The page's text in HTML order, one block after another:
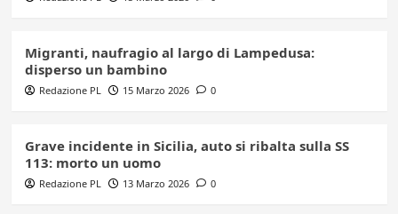
Migranti, naufragio al largo di Lampedusa:
disperso un bambino
Redazione PL 15 Marzo 2026 0
Grave incidente in Sicilia, auto si ribalta sulla SS
113: morto un uomo
Redazione PL 13 Marzo 2026 0